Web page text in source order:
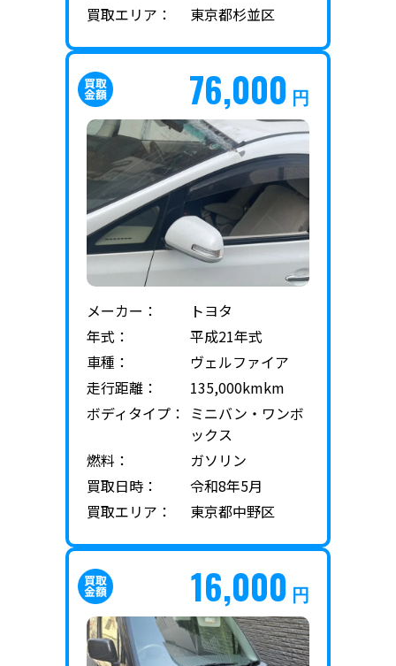
買取エリア：
東京都杉並区
76,000 円
メーカー：
トヨタ
年式：
平成21年式
車種：
ヴェルファイア
走行距離：
135,000kmkm
ボディタイプ： ミニバン・ワンボ
ックス
燃料：
ガソリン
買取日時：
令和8年5月
買取エリア：
東京都中野区
16,000 円